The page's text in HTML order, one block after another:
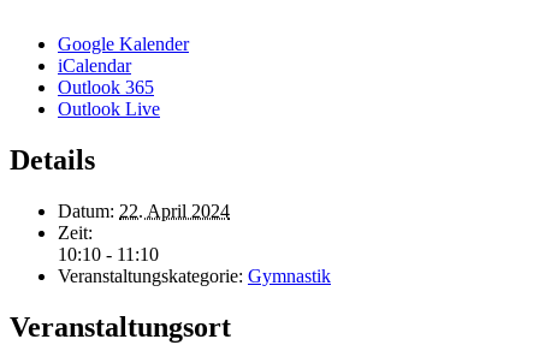
Google Kalender
iCalendar
Outlook 365
Outlook Live
Details
Datum: 22. April 2024
Zeit:
10:10 - 11:10
Veranstaltungskategorie: Gymnastik
Veranstaltungsort